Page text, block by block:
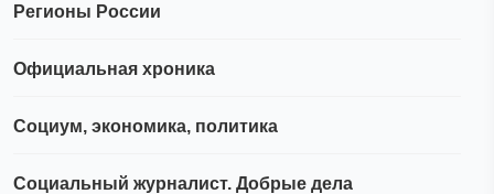
Регионы России
Официальная хроника
Социум, экономика, политика
Социальный журналист. Добрые дела